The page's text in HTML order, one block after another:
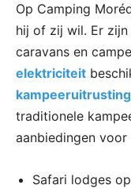
Op Camping
hij of zij wil. Er
caravans en
elektriciteit
kampeeruitrusting
traditionele
aanbiedingen
Safari lodges